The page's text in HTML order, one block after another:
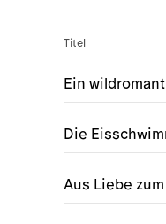
Titel
Ein
Die
Aus Liebe